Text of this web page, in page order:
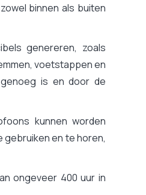
binnen als buiten
genereren, zoals
voetstappen en
is en door de
kunnen worden
gebruiken en te horen,
ongeveer 400 uur in